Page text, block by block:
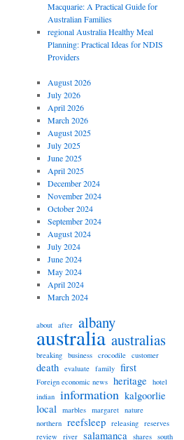
Macquarie: A Practical Guide for
Australian Families
regional Australia Healthy Meal
Planning: Practical Ideas for NDIS
Providers
August 2026
July 2026
April 2026
March 2026
August 2025
July 2025
June 2025
April 2025
December 2024
November 2024
October 2024
September 2024
August 2024
July 2024
June 2024
May 2024
April 2024
March 2024
about after albany
australia australias
breaking business crocodile customer
death evaluate family first
Foreign economic news heritage
hotel
indian information kalgoorlie
local marbles margaret nature
northern reefsleep releasing reserves
review river salamanca shares south